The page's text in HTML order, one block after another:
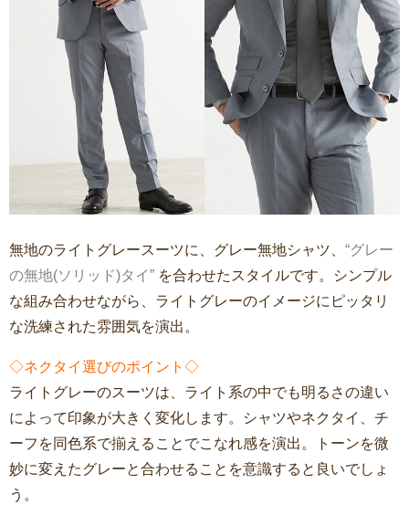
無地のライトグレースーツに、グレー無地シャツ、 “グレー
の無地(ソリッド)タイ” を合わせたスタイルです。シンプル
な組み合わせながら、ライトグレーのイメージにピッタリ
な洗練された雰囲気を演出。
◇ネクタイ選びのポイント◇
ライトグレーのスーツは、ライト系の中でも明るさの違い
によって印象が大きく変化します。シャツやネクタイ、チ
ーフを同色系で揃えることでこなれ感を演出。トーンを微
妙に変えたグレーと合わせることを意識すると良いでしょ
う。